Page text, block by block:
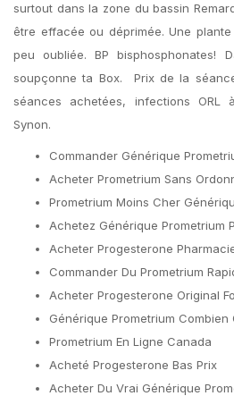
surtout dans la zone du bassin
être effacée ou déprimée. Une
peu oubliée. BP bisphosphonates!
soupçonne ta Box. Prix de la
séances achetées, infections ORL
Synon.
Commander Générique
Acheter Prometrium Sans
Prometrium Moins Cher
Achetez Générique Prometrium
Acheter Progesterone
Commander Du Prometrium
Acheter Progesterone Original
Générique Prometrium Combien
Prometrium En Ligne Canada
Acheté Progesterone Bas Prix
Acheter Du Vrai Générique